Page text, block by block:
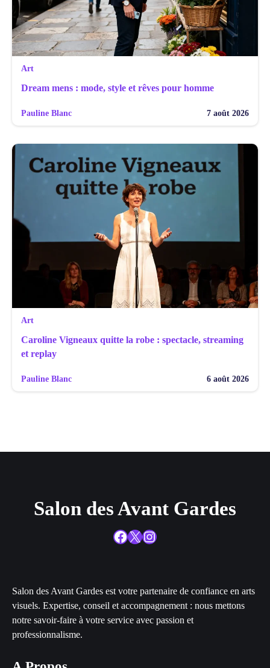
Art
Dream mens : mode, style et rêves pour homme
Pauline Blanc 7 août 2026
Art
Caroline Vigneaux quitte la robe : spectacle, streaming
et replay
Pauline Blanc 6 août 2026
Salon des Avant Gardes
Facebook
X Instagram
Salon des Avant Gardes est votre partenaire de confiance en arts
visuels. Expertise, conseil et accompagnement : nous mettons
notre savoir-faire à votre service avec passion et
professionnalisme.